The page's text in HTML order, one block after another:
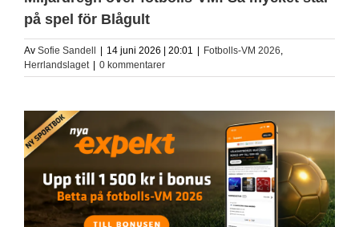
på spel för Blågult
Av Sofie Sandell | 14 juni 2026 | 20:01 | Fotbolls-VM 2026,
Herrlandslaget | 0 kommentarer